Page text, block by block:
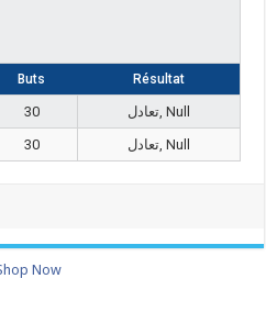
Buts Résultat
30
تعادل, Null
30 تعادل, Null